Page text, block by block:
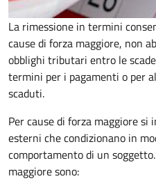
La rimessione in termini
cause di forza maggiore, non
obblighi tributari entro le
termini per i pagamenti o per
scaduti.
Per cause di forza maggiore
esterni che condizionano in
comportamento di un
maggiore sono: